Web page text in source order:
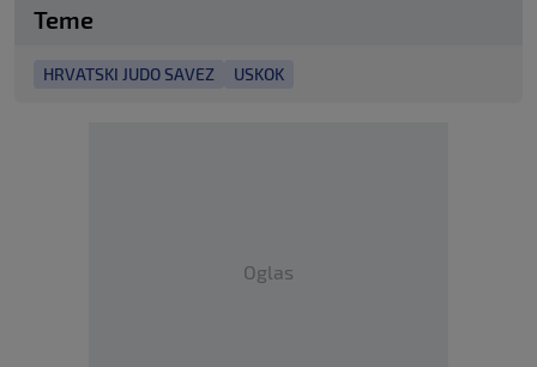
Teme
HRVATSKI JUDO SAVEZ USKOK
Oglas